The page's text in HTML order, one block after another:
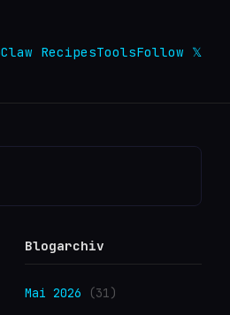
Claw RecipesToolsFollow 𝕏
Blogarchiv
Mai 2026 (31)